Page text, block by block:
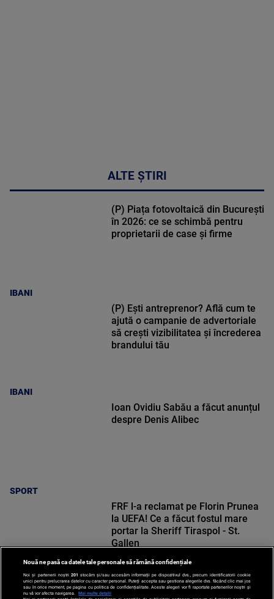
ALTE ȘTIRI
IBANI
(P) Piața fotovoltaică din București
în 2026: ce se schimbă pentru
proprietarii de case și firme
IBANI
(P) Ești antreprenor? Află cum te
ajută o campanie de advertoriale
să crești vizibilitatea și încrederea
brandului tău
SPORT
Ioan Ovidiu Sabău a făcut anunțul
despre Denis Alibec
SPORT
FRF l-a reclamat pe Florin Prunea
la UEFA! Ce a făcut fostul mare
portar la Sheriff Tiraspol - St.
Gallen
Nouă ne pasă ca datele tale personale să rămână confidențiale
Noi și partenerii noștri 201 stocăm și/sau accesăm informații pe dispozitivul dvs., precum identificatorii cookie
unici pentru prelucrarea datelor cu caracter personal. Puteți accepta sau gestiona alegerile dvs. făcând clic mai jos
sau în orice moment, pe pagina cu politica de confidențialitate. Aceste alegeri vor fi raportate partenerilor noștri și
nu vă vor afecta navigarea.
Mai multe detalii